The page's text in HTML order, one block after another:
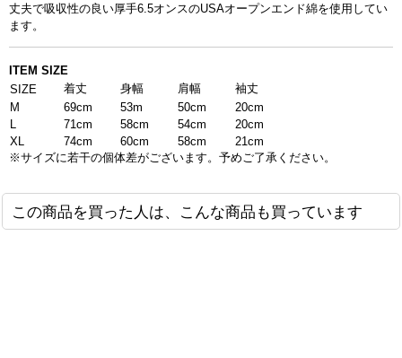
丈夫で吸収性の良い厚手6.5オンスのUSAオープンエンド綿を使用してい
ます。
ITEM SIZE
SIZE
着丈 身幅 肩幅
袖丈
M
69cm 53m 50cm
20cm
L
71cm 58cm 54cm
20cm
XL
74cm 60cm 58cm
21cm
※サイズに若干の個体差がございます。予めご了承ください。
この商品を買った人は、こんな商品も買っています